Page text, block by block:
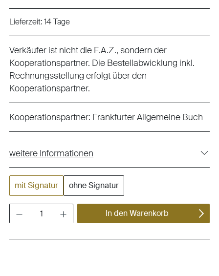
Lieferzeit: 14 Tage
Verkäufer ist nicht die F.A.Z., sondern der
Kooperationspartner. Die Bestellabwicklung inkl.
Rechnungsstellung erfolgt über den
Kooperationspartner.
Kooperationspartner: Frankfurter Allgemeine Buch
weitere Informationen
mit Signatur ohne Signatur
In den Warenkorb